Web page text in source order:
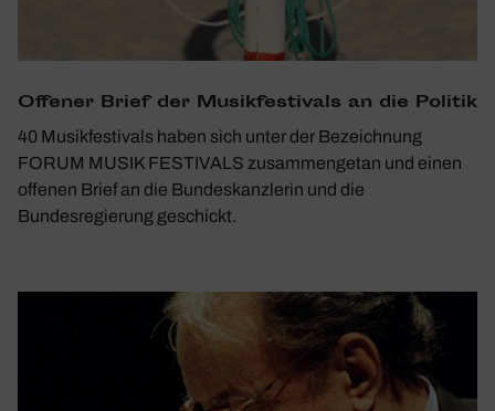
Offener Brief der Musik­fes­ti­vals an die Politik
40 Musikfestivals haben sich unter der Bezeichnung
FORUM MUSIK FESTIVALS zusammengetan und einen
offenen Brief an die Bundeskanzlerin und die
Bundesregierung geschickt.